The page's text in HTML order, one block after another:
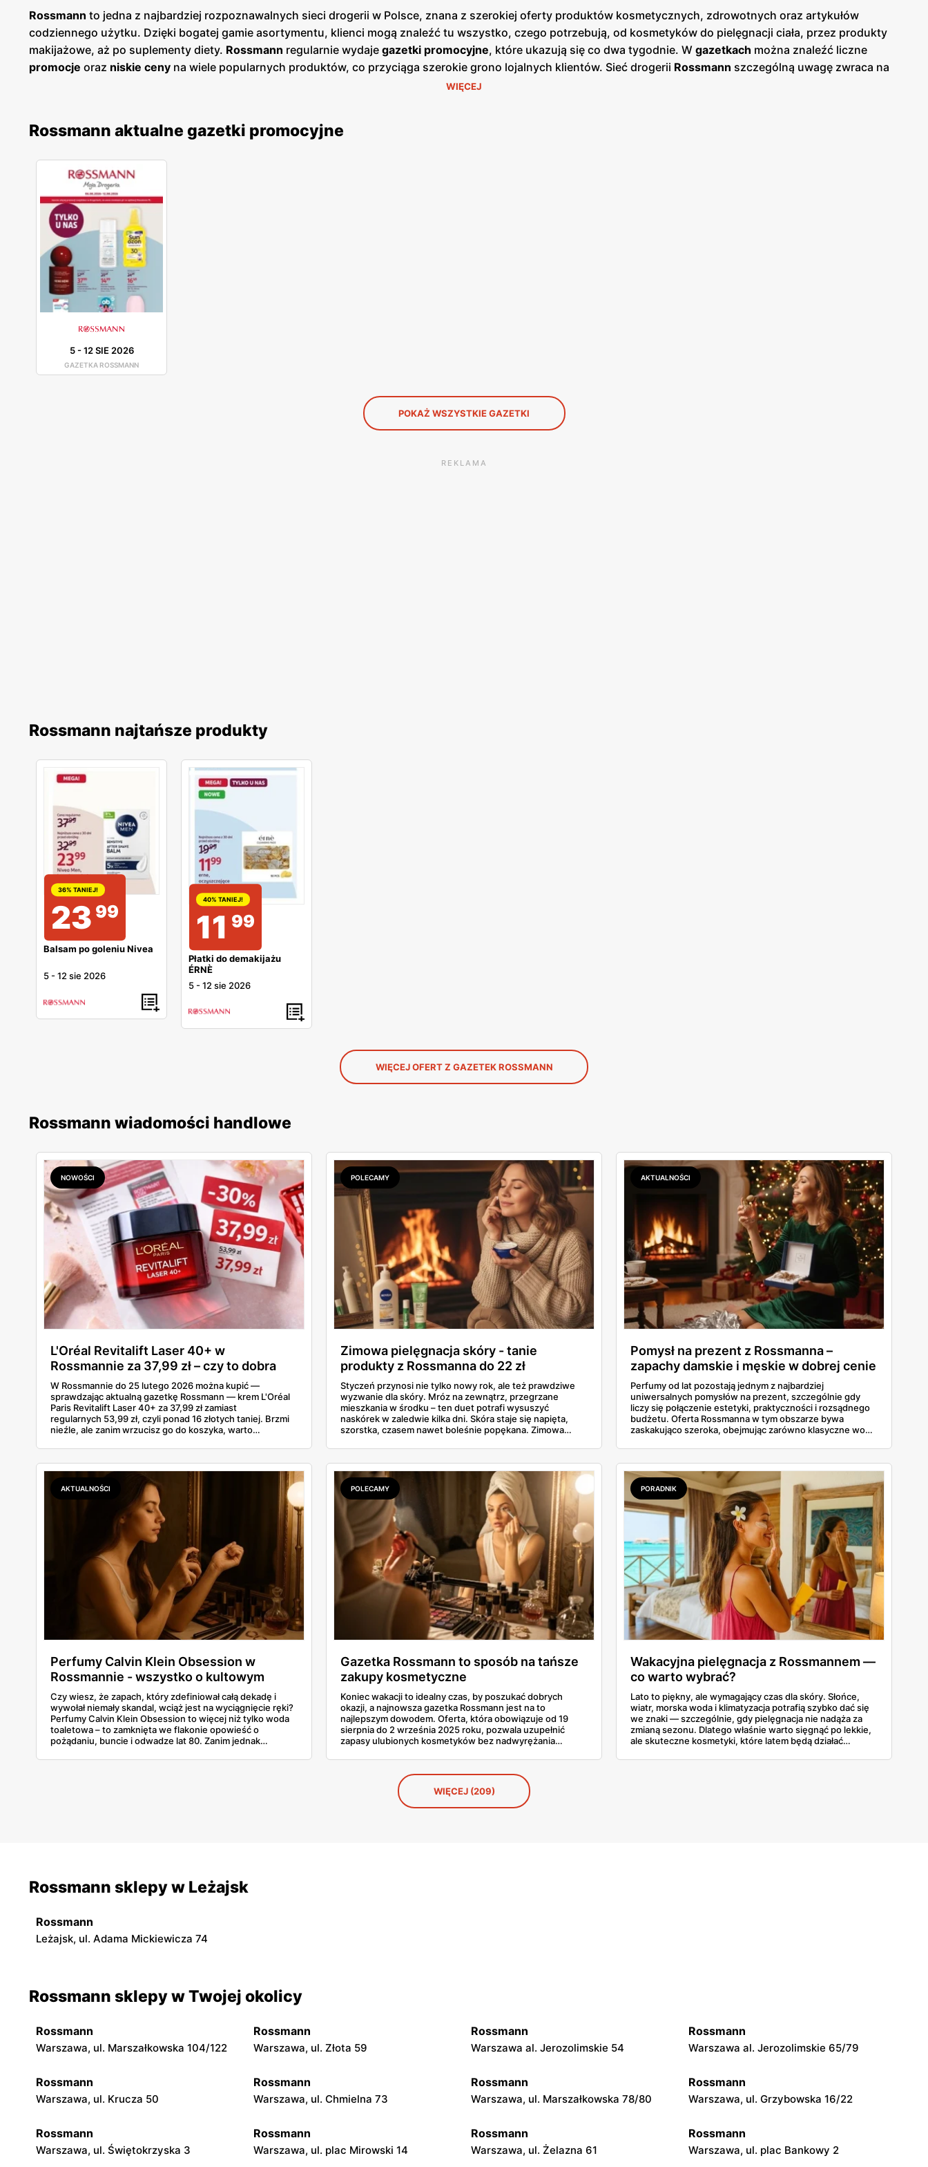
Rossmann to jedna z najbardziej rozpoznawalnych sieci drogerii w Polsce, znana z szerokiej oferty produktów kosmetycznych, zdrowotnych oraz artykułów
codziennego użytku. Dzięki bogatej gamie asortymentu, klienci mogą znaleźć tu wszystko, czego potrzebują, od kosmetyków do pielęgnacji ciała, przez produkty
makijażowe, aż po suplementy diety. Rossmann regularnie wydaje gazetki promocyjne, które ukazują się co dwa tygodnie. W gazetkach można znaleźć liczne
promocje oraz niskie ceny na wiele popularnych produktów, co przyciąga szerokie grono lojalnych klientów. Sieć drogerii Rossmann szczególną uwagę zwraca na
jakość i różnorodność oferowanych produktów. Asortyment obejmuje zarówno znane marki międzynarodowe, jak i lokalne, polskie produkty, co stanowi istotny
częstym akcjom promocyjnym, klienci mogą cieszyć się wysokiej jakości produktami w przystępnych cenach. Warto także wspomnieć o programie lojalnościowym
zarówno w dużych miastach, jak i mniejszych miejscowościach. Komfort zakupów podnosi także możliwość skorzystania z aplikacji mobilnej, która umożliwia
przeglądanie aktualnych
pozostaje liderem na rynku drogerii w Polsce.
WIĘCEJ
Rossmann aktualne gazetki promocyjne
5-12 SIE 2026
GAZETKA ROSSMANN
POKAŻ WSZYSTKIE GAZETKI
REKLAMA
Rossmann najtańsze produkty
36% TANIEJ!
23 99
Balsam po goleniu Nivea
5 -12 sie 2026
40% TANIEJ!
11 99
Płatki do demakijażu
ÉRNÈ
5 -12 sie 2026
WIĘCEJ OFERT Z GAZETEK ROSSMANN
Rossmann wiadomości handlowe
NOWOŚCI
L'Oréal Revitalift Laser 40+ w
Rossmannie za 37,99 zł – czy to dobra
okazja?
W Rossmannie do 25 lutego 2026 można kupić —
sprawdzając aktualną gazetkę Rossmann — krem L'Oréal
Paris Revitalift Laser 40+ za 37,99 zł zamiast
regularnych 53,99 zł, czyli ponad 16 złotych taniej. Brzmi
nieźle, ale zanim wrzucisz go do koszyka, warto
co oferuje rynek kremów przeciwzmarszczkowych 40+.
Bo czasem „promocja" to tylko lepiej opakowany zwykły
cennik.
POLECAMY
Zimowa pielęgnacja skóry - tanie
produkty z Rossmanna do 22 zł
Styczeń przynosi nie tylko nowy rok, ale też prawdziwe
wyzwanie dla skóry. Mróz na zewnątrz, przegrzane
mieszkania w środku – ten duet potrafi wysuszyć
naskórek w zaledwie kilka dni. Skóra staje się napięta,
szorstka, czasem nawet boleśnie popękana. Zimowa
gazetce Rossmanna (31.12.2025 - 07.01.2026) znajdziesz
sprawdzone kosmetyki poniżej 22 złotych, które
skutecznie ochronią dłonie, twarz, ciało i usta przed
skutkami mroźnej aury.
AKTUALNOŚCI
Pomysł na prezent z Rossmanna –
zapachy damskie i męskie w dobrej cenie
Perfumy od lat pozostają jednym z najbardziej
uniwersalnych pomysłów na prezent, szczególnie gdy
liczy się połączenie estetyki, praktyczności i rozsądnego
budżetu. Oferta Rossmanna w tym obszarze bywa
zaskakująco szeroka, obejmując zarówno klasyczne wody
zapachowe dla kobiet oraz mężczyzn. W aktualnych
promocjach pojawiają się marki dobrze znane, ale też
mniej oczywiste propozycje, które często sprawdzają się
właśnie w roli prezentu — neutralnego, a jednocześnie
niepozbawionego charakteru.
AKTUALNOŚCI
Perfumy Calvin Klein Obsession w
Rossmannie - wszystko o kultowym
zapachu
Czy wiesz, że zapach, który zdefiniował całą dekadę i
wywołał niemały skandal, wciąż jest na wyciągnięcie ręki?
Perfumy Calvin Klein Obsession to więcej niż tylko woda
toaletowa – to zamknięta we flakonie opowieść o
pożądaniu, buncie i odwadze lat 80. Zanim jednak
chwilę. Ten artykuł zabierze Cię w podróż w czasie,
POLECAMY
Gazetka Rossmann to sposób na tańsze
zakupy kosmetyczne
Koniec wakacji to idealny czas, by poszukać dobrych
okazji, a najnowsza gazetka Rossmann jest na to
najlepszym dowodem. Oferta, która obowiązuje od 19
sierpnia do 2 września 2025 roku, pozwala uzupełnić
zapasy ulubionych kosmetyków bez nadwyrężania
festiwal rabatów. Przejrzałam ją od deski do deski i muszę
przyznać, że promocje na produkty do pielęgnacji włosów
po lecie, bestsellery do makijażu czy flakony znanych
perfum robią ogromne wrażenie. W tym artykule pokażę
wam, które okazje są absolutnie nie do przegapienia i co
PORADNIK
Wakacyjna pielęgnacja z Rossmannem —
co warto wybrać?
Lato to piękny, ale wymagający czas dla skóry. Słońce,
wiatr, morska woda i klimatyzacja potrafią szybko dać się
we znaki — szczególnie, gdy pielęgnacja nie nadąża za
zmianą sezonu. Dlatego właśnie warto sięgnąć po lekkie,
ale skuteczne kosmetyki, które latem będą działać
Rossmanna można znaleźć sporo takich produktów — od
WIĘCEJ (209)
Rossmann sklepy w Leżajsk
Rossmann
Leżajsk, ul. Adama Mickiewicza 74
Rossmann sklepy w Twojej okolicy
Rossmann
Warszawa, ul. Marszałkowska 104/122
Rossmann
Warszawa, ul. Złota 59
Rossmann
Warszawa al. Jerozolimskie 54
Rossmann
Warszawa al. Jerozolimskie 65/79
Rossmann
Warszawa, ul. Krucza 50
Rossmann
Warszawa, ul. Chmielna 73
Rossmann
Warszawa, ul. Marszałkowska 78/80
Rossmann
Warszawa, ul. Grzybowska 16/22
Rossmann
Warszawa, ul. Świętokrzyska 3
Rossmann
Warszawa, ul. plac Mirowski 14
Rossmann
Warszawa, ul. Żelazna 61
Rossmann
Warszawa, ul. plac Bankowy 2